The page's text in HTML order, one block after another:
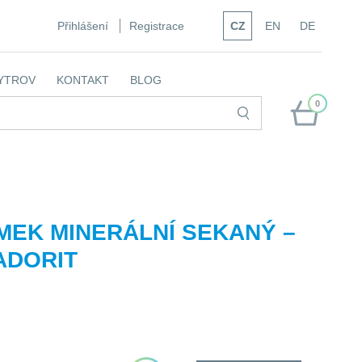
Přihlášení Registrace CZ EN DE
KONTAKT BLOG
0
MINERÁLNÍ SEKANÝ –